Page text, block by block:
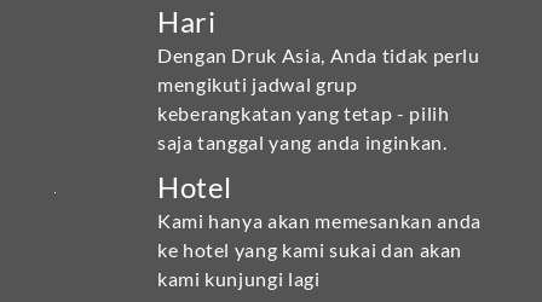
Hari
Dengan Druk Asia, Anda tidak perlu
mengikuti jadwal grup
keberangkatan yang tetap - pilih
saja tanggal yang anda inginkan.
Hotel
Kami hanya akan memesankan anda
ke hotel yang kami sukai dan akan
kami kunjungi lagi